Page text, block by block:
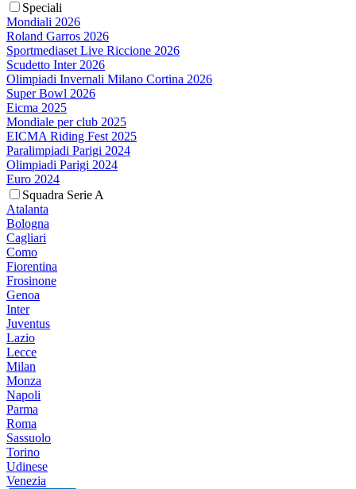
Speciali
Mondiali 2026
Roland Garros 2026
Sportmediaset Live Riccione 2026
Scudetto Inter 2026
Olimpiadi Invernali Milano Cortina 2026
Super Bowl 2026
Eicma 2025
Mondiale per club 2025
EICMA Riding Fest 2025
Paralimpiadi Parigi 2024
Olimpiadi Parigi 2024
Euro 2024
Squadra Serie A
Atalanta
Bologna
Cagliari
Como
Fiorentina
Frosinone
Genoa
Inter
Juventus
Lazio
Lecce
Milan
Monza
Napoli
Parma
Roma
Sassuolo
Torino
Udinese
Venezia